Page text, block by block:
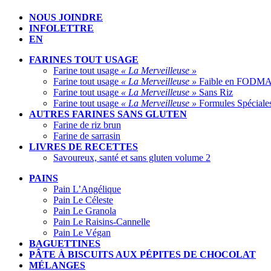
NOUS JOINDRE
INFOLETTRE
EN
FARINES TOUT USAGE
Farine tout usage « La Merveilleuse »
Farine tout usage « La Merveilleuse » Faible en
Farine tout usage « La Merveilleuse » Sans Riz
Farine tout usage « La Merveilleuse » Formules
AUTRES FARINES SANS GLUTEN
Farine de riz brun
Farine de sarrasin
LIVRES DE RECETTES
Savoureux, santé et sans gluten volume 2
PAINS
Pain L’Angélique
Pain Le Céleste
Pain Le Granola
Pain Le Raisins-Cannelle
Pain Le Végan
BAGUETTINES
PÂTE À BISCUITS AUX PÉPITES DE CHOCOLAT
MÉLANGES